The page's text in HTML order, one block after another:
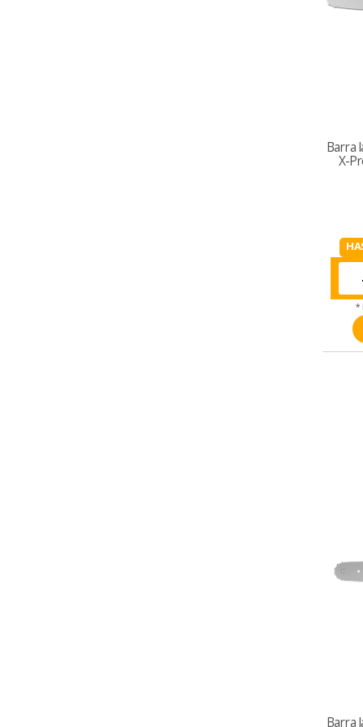
Barra
X-
*
Barra